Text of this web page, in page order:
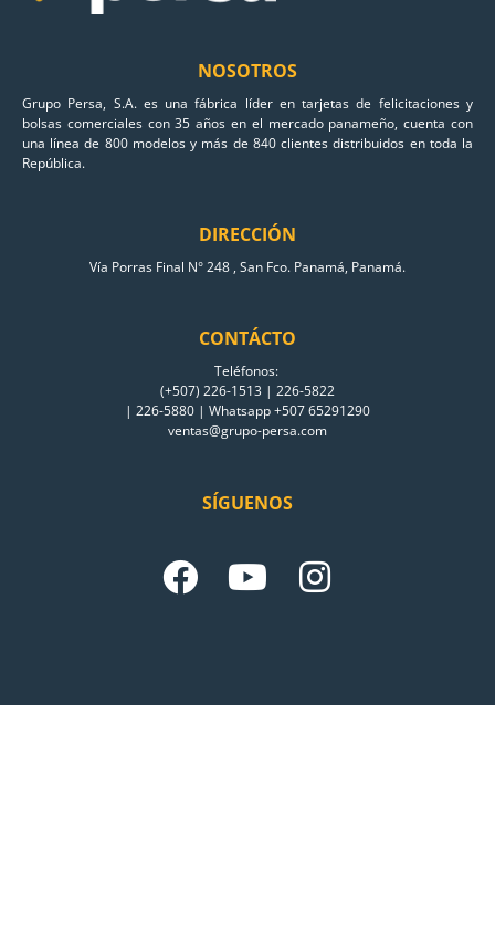
NOSOTROS
Grupo Persa, S.A. es una fábrica líder en tarjetas de felicitaciones y
bolsas comerciales con 35 años en el mercado panameño, cuenta con
una línea de 800 modelos y más de 840 clientes distribuidos en toda la
República.
DIRECCIÓN
Vía Porras Final N° 248 , San Fco. Panamá, Panamá.
CONTÁCTO
Teléfonos:
(+507) 226-1513 | 226-5822
| 226-5880 | Whatsapp +507 65291290
ventas@grupo-persa.com
SÍGUENOS